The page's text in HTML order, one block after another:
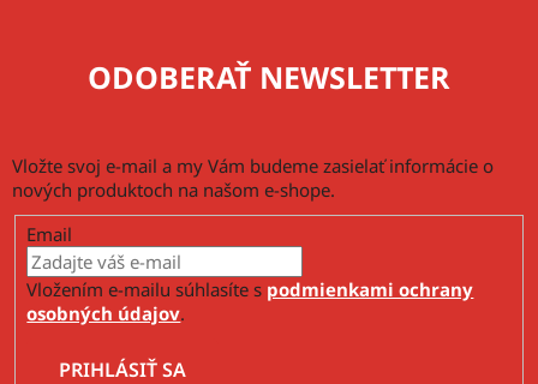
ODOBERAŤ NEWSLETTER
Vložte svoj e-mail a my Vám budeme zasielať informácie o
nových produktoch na našom e-shope.
Email
Vložením e-mailu súhlasíte s podmienkami ochrany
osobných údajov.
PRIHLÁSIŤ SA